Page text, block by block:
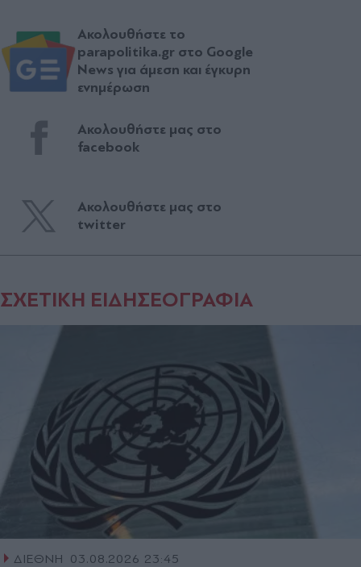
Ακολουθήστε το
parapolitika.gr στο Google
News για άμεση και έγκυρη
ενημέρωση
Ακολουθήστε μας στο
facebook
Ακολουθήστε μας στο
twitter
ΣΧΕΤΙΚΗ ΕΙΔΗΣΕΟΓΡΑΦΙΑ
ΔΙΕΘΝΗ
03.08.2026 23:45